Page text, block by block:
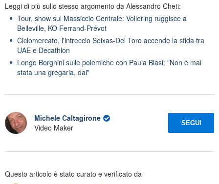
Leggi di più sullo stesso argomento da Alessandro Cheti:
Tour, show sul Massiccio Centrale: Vollering ruggisce a
Belleville, KO Ferrand-Prévot
Ciclomercato, l'intreccio Seixas-Del Toro accende la sfida tra
UAE e Decathlon
Longo Borghini sulle polemiche con Paula Blasi: "Non è mai
stata una gregaria, dai"
Michele Caltagirone
Video Maker
SEGUI
Questo articolo è stato curato e verificato da